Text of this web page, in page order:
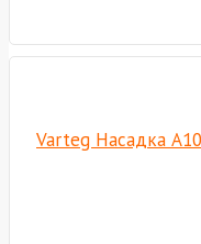
Varteg Насадка